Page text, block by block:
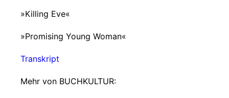
»Killing Eve«
»Promising Young Woman«
Transkript
Mehr von BUCHKULTUR: